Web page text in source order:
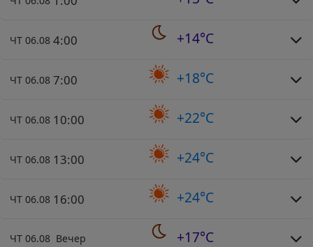
ЧТ 06.08 4:00 +14°C
ЧТ 06.08 7:00 +18°C
ЧТ 06.08 10:00 +22°C
ЧТ 06.08 13:00 +24°C
ЧТ 06.08 16:00 +24°C
ЧТ 06.08 Вечер +17°C